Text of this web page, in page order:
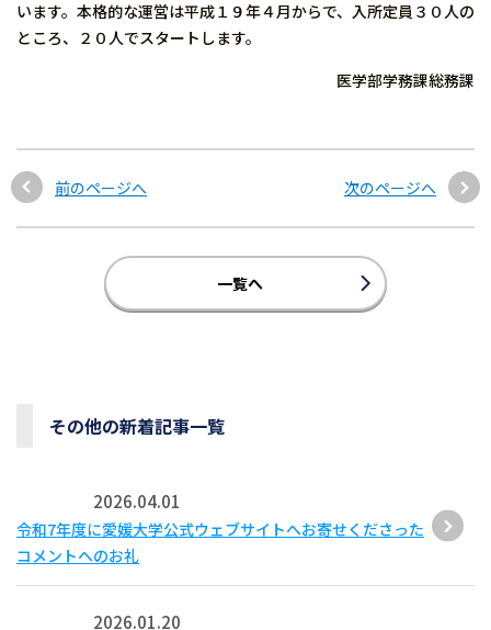
います。本格的な運営は平成１９年４月からで、入所定員３０人の
ところ、２０人でスタートします。
医学部学務課総務課
前のページへ 次のページへ
一覧へ
その他の新着記事一覧
2026.04.01
令和7年度に愛媛大学公式ウェブサイトへお寄せくださった
コメントへのお礼
2026.01.20